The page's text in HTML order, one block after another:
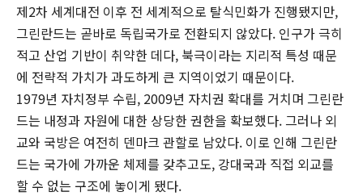
제2차 세계대전 이후 전 세계적으로 탈식민화가 진행됐지만,
그린란드는 곧바로 독립국가로 전환되지 않았다. 인구가 극히
적고 산업 기반이 취약한 데다, 북극이라는 지리적 특성 때문
에 전략적 가치가 과도하게 큰 지역이었기 때문이다.
1979년 자치정부 수립, 2009년 자치권 확대를 거치며 그린란
드는 내정과 자원에 대한 상당한 권한을 확보했다. 그러나 외
교와 국방은 여전히 덴마크 관할로 남았다. 이로 인해 그린란
드는 국가에 가까운 체제를 갖추고도, 강대국과 직접 외교를
할 수 없는 구조에 놓이게 됐다.